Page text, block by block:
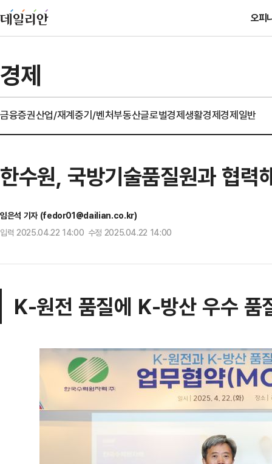
오피
경제
금융증권산업/재계중기/벤처부동산글로벌경제생활경제경제일반
한수원, 국방기술품질원과 협력
임은석 기자 (fedor01@dailian.co.kr)
입력 2025.04.22 14:00 수정 2025.04.22 14:00
K-원전 품질에 K-방산 우수 품